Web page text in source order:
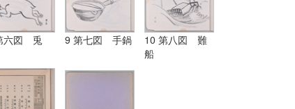
六図 兎 9 第七図 手鍋
10 第八図 難
船